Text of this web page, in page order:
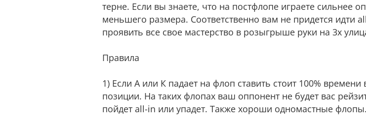
терне. Если вы знаете, что на постфлопе играете сильнее
меньшего размера. Соответственно вам не придется идти
проявить все свое мастерство в розыгрыше руки на 3х
Правила
1) Если А или К падает на флоп ставить стоит 100%
позиции. На таких флопах ваш оппонент не будет вас
пойдет all-in или упадет. Также хороши одномастные флопы.